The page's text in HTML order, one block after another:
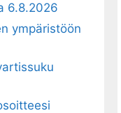
6.8.2026
ympäristöön